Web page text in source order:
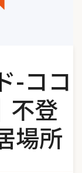
-ココ
不登
場所